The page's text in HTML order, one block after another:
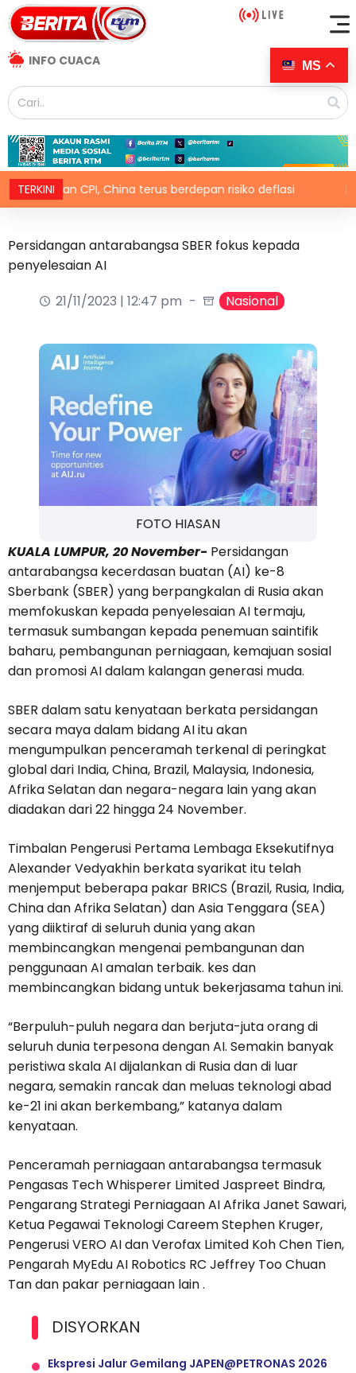
INFO CUACA
TERKINICPI, China terus berdepan risiko deflasi
Persidangan antarabangsa SBER fokus kepada
penyelesaian AI
21/11/2023 | 12:47 pm
Nasional
FOTO HIASAN
KUALA LUMPUR, 20 November- Persidangan
antarabangsa kecerdasan buatan (AI) ke-8
Sberbank (SBER) yang berpangkalan di Rusia akan
memfokuskan kepada penyelesaian AI termaju,
termasuk sumbangan kepada penemuan saintifik
baharu, pembangunan perniagaan, kemajuan sosial
dan promosi AI dalam kalangan generasi muda.
SBER dalam satu kenyataan berkata persidangan
secara maya dalam bidang AI itu akan
mengumpulkan penceramah terkenal di peringkat
global dari India, China, Brazil, Malaysia, Indonesia,
Afrika Selatan dan negara-negara lain yang akan
diadakan dari 22 hingga 24 November.
Timbalan Pengerusi Pertama Lembaga Eksekutifnya
Alexander Vedyakhin berkata syarikat itu telah
menjemput beberapa pakar BRICS (Brazil, Rusia, India,
China dan Afrika Selatan) dan Asia Tenggara (SEA)
yang diiktiraf di seluruh dunia yang akan
membincangkan mengenai pembangunan dan
penggunaan AI amalan terbaik. kes dan
membincangkan bidang untuk bekerjasama tahun ini.
“Berpuluh-puluh negara dan berjuta-juta orang di
seluruh dunia terpesona dengan AI. Semakin banyak
peristiwa skala AI dijalankan di Rusia dan di luar
negara, semakin rancak dan meluas teknologi abad
ke-21 ini akan berkembang,” katanya dalam
kenyataan.
Penceramah perniagaan antarabangsa termasuk
Pengasas Tech Whisperer Limited Jaspreet Bindra,
Pengarang Strategi Perniagaan AI Afrika Janet Sawari,
Ketua Pegawai Teknologi Careem Stephen Kruger,
Pengerusi VERO AI dan Verofax Limited Koh Chen Tien,
Pengarah MyEdu AI Robotics RC Jeffrey Too Chuan
Tan dan pakar perniagaan lain .
DISYORKAN
Ekspresi Jalur Gemilang JAPEN@PETRONAS 2026
MS